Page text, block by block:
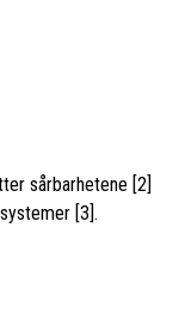
sårbarhetene [2]
[3].